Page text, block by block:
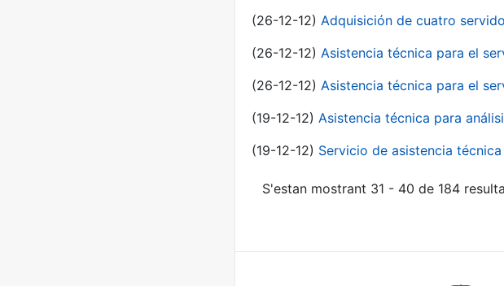
(26-12-12) Adquisición de cuatro
(26-12-12) Asistencia técnica para el
(26-12-12) Asistencia técnica para el
(19-12-12) Asistencia técnica para
(19-12-12) Servicio de asistencia
S'estan mostrant 31 - 40 de 184